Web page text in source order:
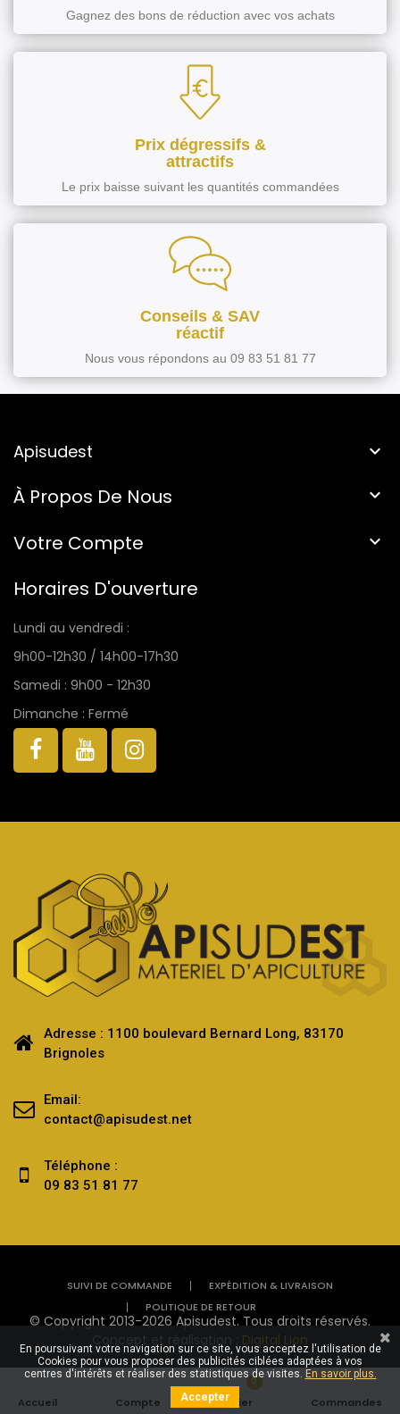
Accueil Compte
0
Panier Commandes
Gagnez des bons de réduction avec vos achats
Prix dégressifs &
attractifs
Le prix baisse suivant les quantités commandées
Conseils & SAV
réactif
Nous vous répondons au 09 83 51 81 77
Apisudest 
À Propos De Nous 
Votre Compte 
Horaires D'ouverture
Lundi au vendredi :
9h00-12h30 / 14h00-17h30
Samedi : 9h00 - 12h30
Dimanche : Fermé
Adresse : 1100 boulevard Bernard Long, 83170
Brignoles
Email:
contact@apisudest.net
Téléphone :
09 83 51 81 77
SUIVI DE COMMANDE
EXPÉDITION & LIVRAISON
POLITIQUE DE RETOUR
© Copyright 2013-2026 Apisudest. Tous droits réservés.
Digital Lion
En poursuivant votre navigation sur ce site, vous acceptez l'utilisation de
Cookies pour vous proposer des publicités ciblées adaptées à vos
centres d'intérêts et réaliser des statistiques de visites. En savoir plus.
Accepter